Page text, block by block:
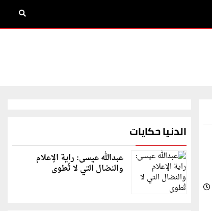
الدنيا حكايات
عبدالله عيسى: راية الإعلام
والنضال التي لا تُطوى